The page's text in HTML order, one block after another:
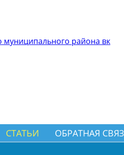
муниципального района вк
СТАТЬИ ОБРАТНАЯ